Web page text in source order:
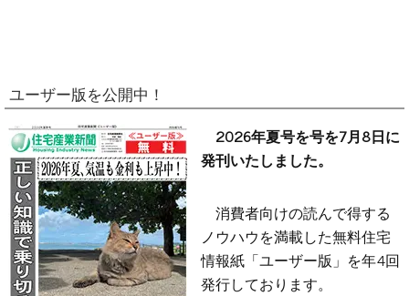
ユーザー版を公開中！
2026年夏号を号を7月8日に
発刊いたしました。
消費者向けの読んで得する
ノウハウを満載した無料住宅
情報紙「ユーザー版」を年4回
発行しております。